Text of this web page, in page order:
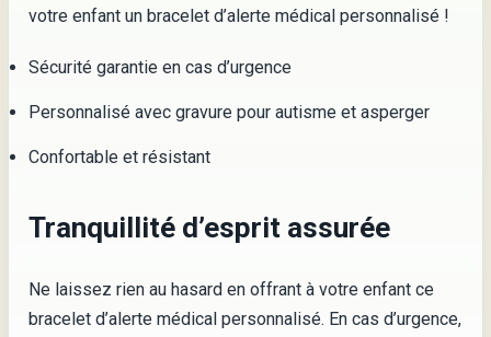
votre enfant un bracelet d’alerte médical personnalisé !
Sécurité garantie en cas d’urgence
Personnalisé avec gravure pour autisme et asperger
Confortable et résistant
Tranquillité d’esprit assurée
Ne laissez rien au hasard en offrant à votre enfant ce
bracelet d’alerte médical personnalisé. En cas d’urgence,